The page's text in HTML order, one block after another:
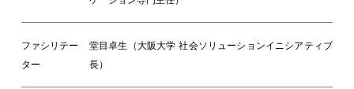
ファシリテー
ター
堂目卓生（大阪大学 社会ソリューションイニシアティブ
長）